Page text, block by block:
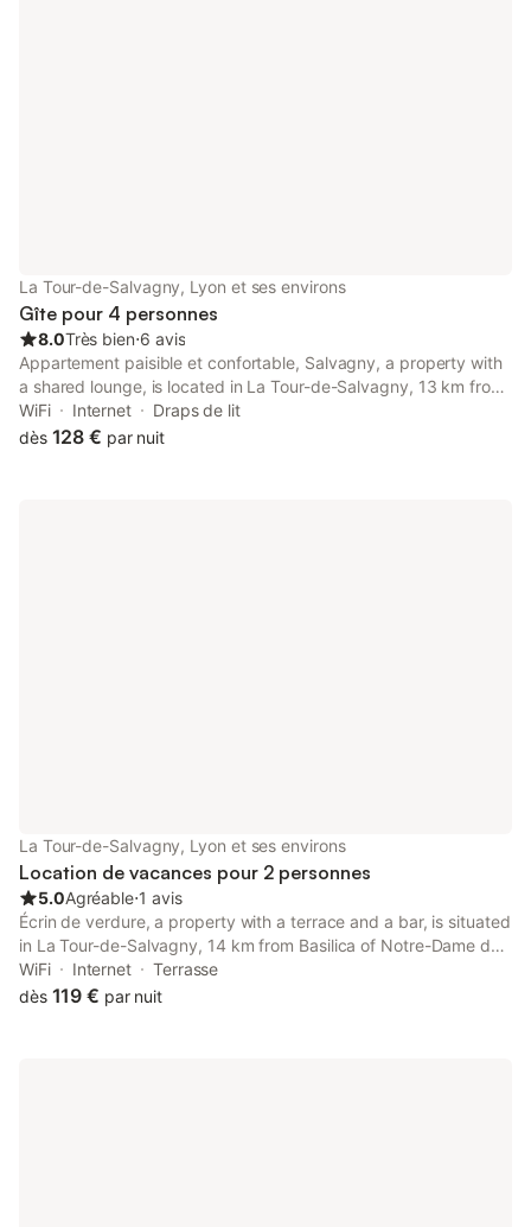
La Tour-de-Salvagny, Lyon et ses environs
Gîte pour 4 personnes
8.0Très bien⋅6 avis
Appartement paisible et confortable, Salvagny, a property with
a shared lounge, is located in La Tour-de-Salvagny, 13 km from
Basilica of Notre-Dame de Fourviere, 14 km from Musée
Miniature et Cinéma, as well as 15 km from Lyon Perrache
WiFi Internet
Draps de lit
dès 128 € par nuit
La Tour-de-Salvagny, Lyon et ses environs
Location de vacances pour 2 personnes
5.0Agréable⋅1 avis
Écrin de verdure, a property with a terrace and a bar, is situated
in La Tour-de-Salvagny, 14 km from Basilica of Notre-Dame de
Fourviere, 15 km from Musée Miniature et Cinéma, as well as 15
km from Lyon Perrache Train Station.
WiFi Internet
Terrasse
dès 119 € par nuit